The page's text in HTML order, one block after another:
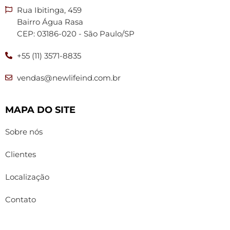
Rua Ibitinga, 459
Bairro Água Rasa
CEP: 03186-020 - São Paulo/SP
+55 (11) 3571-8835
vendas@newlifeind.com.br
MAPA DO SITE
Sobre nós
Clientes
Localização
Contato